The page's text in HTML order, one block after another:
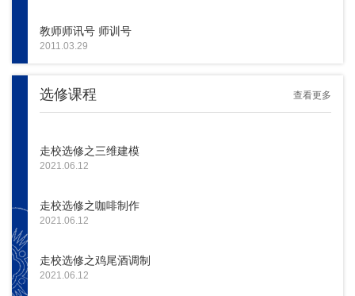
教师师讯号 师训号
2011.03.29
选修课程 查看更多
走校选修之三维建模
2021.06.12
走校选修之咖啡制作
2021.06.12
走校选修之鸡尾酒调制
2021.06.12